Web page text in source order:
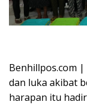
Benhillpos.com
dan luka akibat
harapan itu